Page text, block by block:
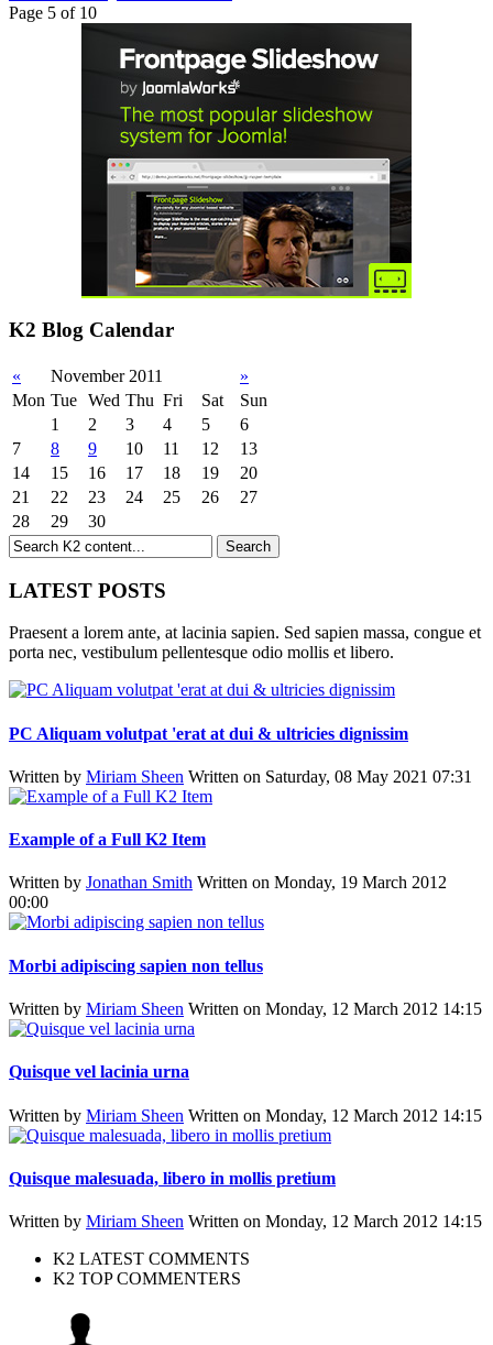
Page 5 of 10
K2 Blog Calendar
« November 2011
»
Mon Tue Wed Thu Fri Sat
Sun
1
2 3 4 5
6
7
8 9 10 11 12
13
14
15 16 17 18 19
20
21
22 23 24 25 26
27
28
29 30
LATEST POSTS
Praesent a lorem ante, at lacinia sapien. Sed sapien massa, congue et
porta nec, vestibulum pellentesque odio mollis et libero.
PC Aliquam volutpat 'erat at dui & ultricies dignissim
Written by Miriam Sheen Written on Saturday, 08 May 2021 07:31
Example of a Full K2 Item
Written by Jonathan Smith Written on Monday, 19 March 2012
00:00
Morbi adipiscing sapien non tellus
Written by Miriam Sheen Written on Monday, 12 March 2012 14:15
Quisque vel lacinia urna
Written by Miriam Sheen Written on Monday, 12 March 2012 14:15
Quisque malesuada, libero in mollis pretium
Written by Miriam Sheen Written on Monday, 12 March 2012 14:15
K2 LATEST COMMENTS
K2 TOP COMMENTERS